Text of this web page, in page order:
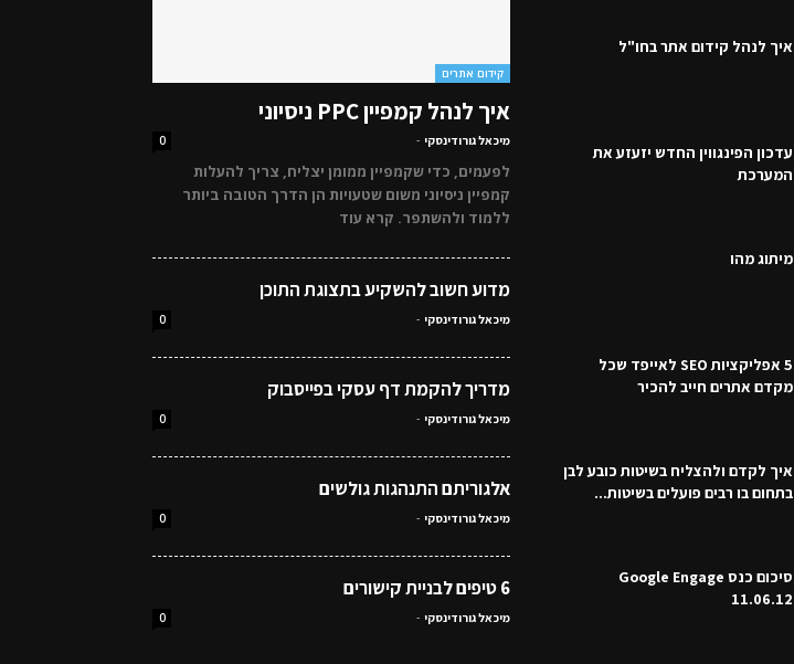
איך לנהל קידום אתר בחו"ל
עדכון הפינגווין החדש יזעזע את
המערכת
מיתוג מהו
5 אפליקציות SEO לאייפד שכל
מקדם אתרים חייב להכיר
איך לקדם ולהצליח בשיטות כובע לבן
בתחום בו רבים פועלים בשיטות...
סיכום כנס Google Engage
11.06.12
קידום אתרים
איך לנהל קמפיין PPC ניסיוני
מיכאל גורודינסקי -
0
לפעמים, כדי שקמפיין ממומן יצליח, צריך להעלות
קמפיין ניסיוני משום שטעויות הן הדרך הטובה ביותר
ללמוד ולהשתפר. קרא עוד
מדוע חשוב להשקיע בתצוגת התוכן
מיכאל גורודינסקי -
0
מדריך להקמת דף עסקי בפייסבוק
מיכאל גורודינסקי -
0
אלגוריתם התנהגות גולשים
מיכאל גורודינסקי -
0
6 טיפים לבניית קישורים
מיכאל גורודינסקי -
0